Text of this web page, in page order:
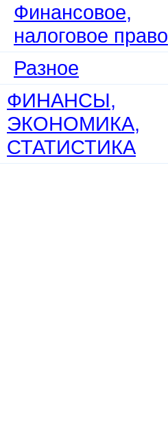
Финансовое,
налоговое право
Разное
ФИНАНСЫ,
ЭКОНОМИКА,
СТАТИСТИКА